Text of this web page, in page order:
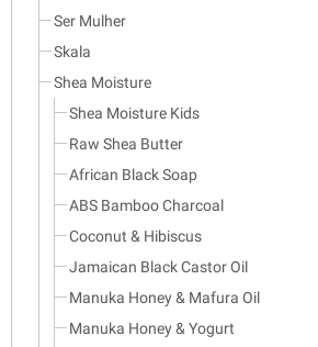
Ser Mulher
Skala
Shea Moisture
Shea Moisture Kids
Raw Shea Butter
African Black Soap
ABS Bamboo Charcoal
Coconut & Hibiscus
Jamaican Black Castor Oil
Manuka Honey & Mafura Oil
Manuka Honey & Yogurt